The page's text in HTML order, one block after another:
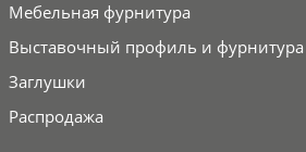
Мебельная фурнитура
Выставочный профиль и фурнитура
Заглушки
Распродажа